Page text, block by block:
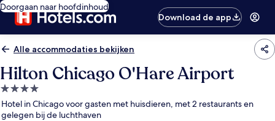
Doorgaan naar hoofdinhoud
Download de app
Alle accommodaties bekijken
Hilton Chicago O'Hare Airport
4.0-
sterrenaccommodatie
Hotel in Chicago voor gasten met huisdieren, met 2 restaurants en
gelegen bij de luchthaven